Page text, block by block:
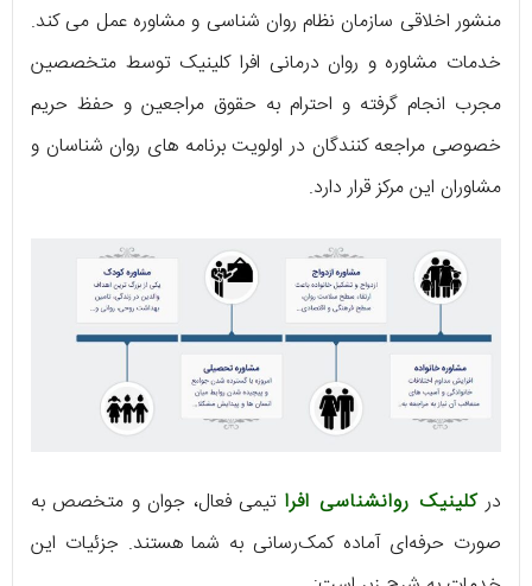
منشور اخلاقی سازمان نظام روان شناسی و مشاوره عمل می کند.
خدمات مشاوره و روان درمانی افرا کلینیک توسط متخصصین
مجرب انجام گرفته و احترام به حقوق مراجعین و حفظ حریم
خصوصی مراجعه کنندگان در اولویت برنامه های روان شناسان و
مشاوران این مرکز قرار دارد.
درکلینیک روانشناسی افرا تیمی فعال، جوان و متخصص به
صورت حرفه‌ای آماده کمک‌رسانی به شما هستند. جزئیات این